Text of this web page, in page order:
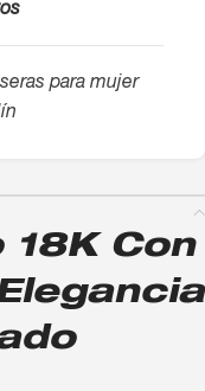
para mujer
18K Con